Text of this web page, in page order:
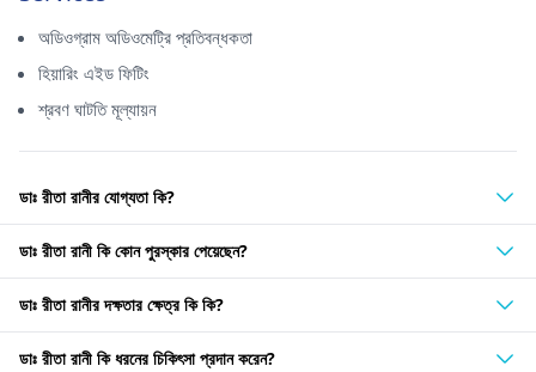
অডিওগ্রাম অডিওমেট্রি প্রতিবন্ধকতা
হিয়ারিং এইড ফিটিং
শ্রবণ ঘাটতি মূল্যায়ন
ডাঃ রীতা রানীর যোগ্যতা কি?
ডাঃ রীতা রানী কি কোন পুরস্কার পেয়েছেন?
ডাঃ রীতা রানীর দক্ষতার ক্ষেত্র কি কি?
ডাঃ রীতা রানী কি ধরনের চিকিৎসা প্রদান করেন?